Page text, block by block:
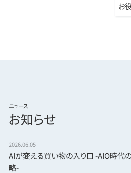
お役
ニュース
お知らせ
2026.06.05
AIが変える買い物の入り口 -AIO時代
略-